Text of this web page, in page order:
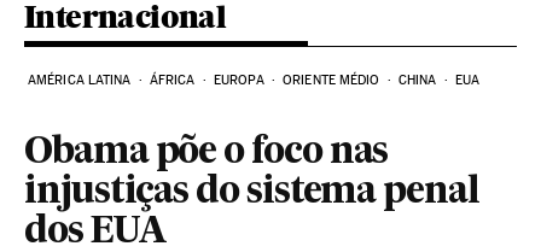
Internacional
AMÉRICA LATINA ÁFRICA EUROPA ORIENTE MÉDIO CHINA EUA
Obama põe o foco nas
injustiças do sistema penal
dos EUA